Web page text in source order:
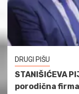
DRUGI PIŠU
STANIŠIĆEVA
porodična